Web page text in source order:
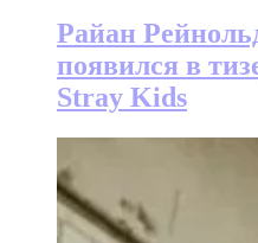
Райан
появился в
Stray Kids